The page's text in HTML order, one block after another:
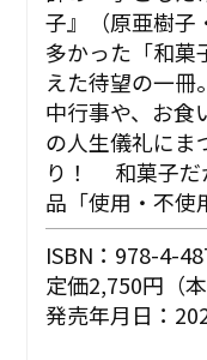
子』（原亜樹子
多かった「和菓
えた待望の一冊
中行事や、お食
の人生儀礼にま
り！ 和菓子だ
品「使用・不使
ISBN：978-4-
定価2,750円（
発売年月日：